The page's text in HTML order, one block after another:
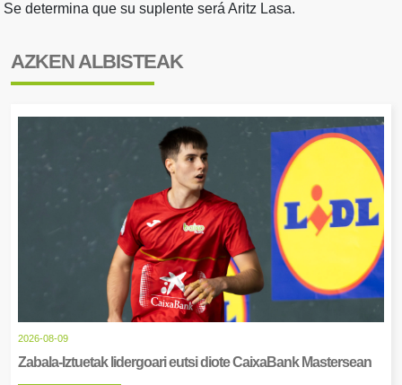
Se determina que su suplente será Aritz Lasa.
AZKEN ALBISTEAK
2026-08-09
Zabala-Iztuetak lidergoari eutsi diote CaixaBank Mastersean